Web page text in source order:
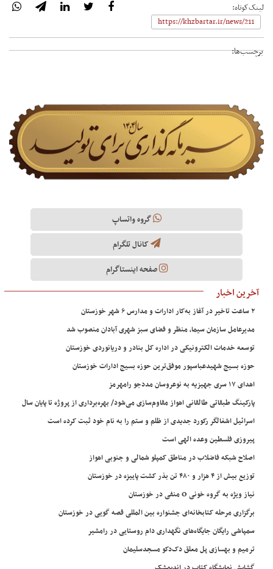
لینک‌کوتاه:
برچسب‌ها:
گروه واتساپ
کانال تلگرام
صفحه اینستاگرام
آخرین اخبار
۲ ساعت تاخیر در آغاز به‌کار ادارات و مدارس ۶ شهر خوزستان
مدیرعامل سازمان سیما، منظر و فضای سبز شهری آبادان منصوب شد
توسعه خدمات الکترونیکی در اداره کل بنادر و دریانوردی خوزستان
حوزه بسیج شهیدعباسپور موفق‌ترین حوزه بسیج ادارات خوزستان
اهدای ۱۷ سری جهیزیه به نوعروسان مددجو رامهرمز
پارکینگ طبقاتی طالقانی اهواز مقاوم‌سازی می‌شود/ بهره‌برداری از پروژه تا پایان سال
اسرائیل اشغالگر رکورد جدیدی از ظلم و ستم را به نام خود ثبت کرده است
پیروزی فلسطین وعده الهی است
اصلاح شبکه فاضلاب در مناطق کمپلو شمالی و جنوبی اهواز
توزیع بیش از ۴ هزار و ۴۸۰ تن بذر کشت پاییزه در خوزستان
نیاز ویژه به گروه خونی O منفی در خوزستان
برگزاری مرحله کتابخانه‌ای جشنواره بین المللی قصه گویی در خوزستان
سمپاشی رایگان جایگاه‌های نگهداری دام روستایی در رامشیر
ترمیم و بهسازی پل معلق دک‌دکو مسجدسلیمان